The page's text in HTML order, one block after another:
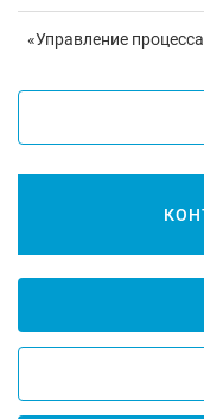
«Управление